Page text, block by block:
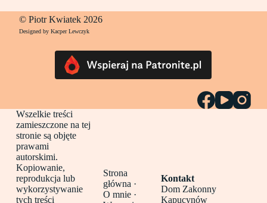
© Piotr Kwiatek 2026
Designed by Kacper Lewczyk
Wszelkie treści
zamieszczone na tej
stronie są objęte
prawami
autorskimi.
Kopiowanie,
reprodukcja lub
wykorzystywanie
tych treści
Strona
główna ·
O mnie ·
Kontakt
Dom Zakonny
Kapucynów